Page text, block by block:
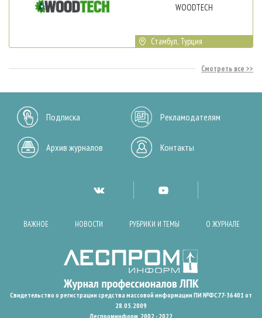
WOODTECH
Стамбул, Турция
Смотреть все
Подписка Рекламодателям
Архив журналов Контакты
ВАЖНОЕ НОВОСТИ РУБРИКИ И ТЕМЫ О ЖУРНАЛЕ
Свидетельство о регистрации средства массовой информации ПИ №ФС77-36401 от
28.05.2009
Леспроминформ. 2002 - 2022